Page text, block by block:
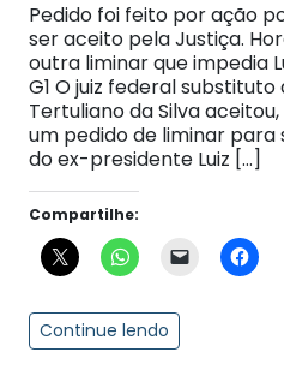
Pedido foi feito por ação
ser aceito pela Justiça.
outra liminar que impedia
G1 O juiz federal substituto
Tertuliano da Silva
um pedido de liminar
do ex-presidente Luiz […]
Compartilhe:
Continue lendo